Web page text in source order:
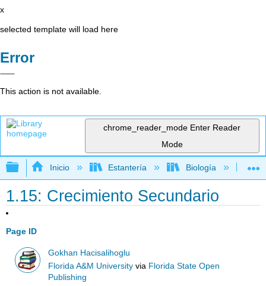
x
selected template will load here
Error
This action is not available.
chrome_reader_mode Enter Reader
Mode
Expandir/contraer jerarquía global
Inicio Estantería Biología
1.15: Crecimiento Secundario
Page ID
Gokhan Hacisalihoglu
Florida A&M University via Florida State Open
Publishing